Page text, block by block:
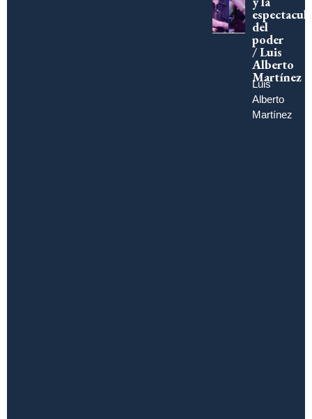
del
poder
/ Luis
Alberto
Martínez
Luis
Alberto
Martínez